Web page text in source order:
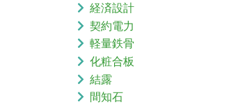
経済設計
契約電力
軽量鉄骨
化粧合板
結露
間知石